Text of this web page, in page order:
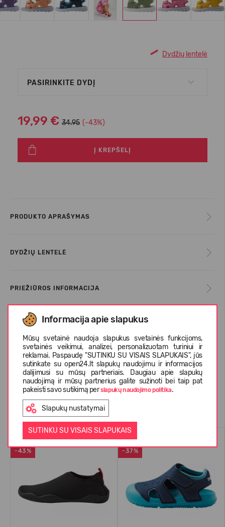
Informacija apie slapukus
Mūsų svetainė naudoja slapukus svetainės funkcijoms,
svetainės veikimui, analizei, personalizuotam turiniui ir
reklamai. Paspaudę "SUTINKU SU VISAIS SLAPUKAIS", jūs
sutinkate su open24.lt slapukų naudojimu ir informacijos
dalijimusi su mūsų partneriais. Daugiau apie slapukų
naudojimą ir mūsų partnerius galite sužinoti bei taip pat
pakeisti savo sutikimą perslapukų naudojimo politika.
Slapukų nustatymai
SUTINKU SU VISAIS SLAPUKAIS
Dydžių lentelė
PASIRINKITE DYDĮ
19,99 € 34.95 (-43%)
Į KREPŠELĮ
PRODUKTO APRAŠYMAS
DYDŽIŲ LENTELĖ
PRIEŽIŪROS INFORMACIJA
APIE REIMA
KLIENTŲ ATSILIEPIMAI (3)
Panašios prekės
-43% -37%